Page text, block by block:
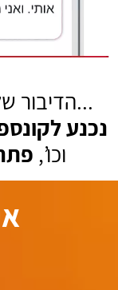
...הדיבור
נכנע
וכו’,